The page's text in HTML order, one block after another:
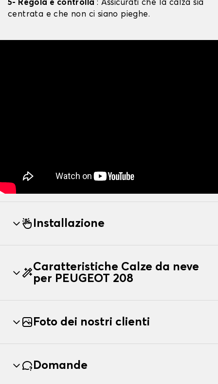
5- Regola e controlla : Assicurati che la calza sia
centrata e che non ci siano pieghe.
Installazione
Caratteristiche Calze da neve
per PEUGEOT 208
Foto dei nostri clienti
Domande